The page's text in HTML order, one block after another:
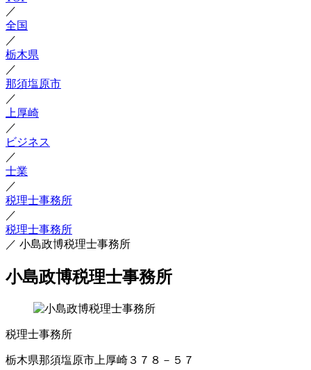
／
全国
／
栃木県
／
那須塩原市
／
上厚崎
／
ビジネス
／
士業
／
税理士事務所
／
税理士事務所
／ 小島政博税理士事務所
小島政博税理士事務所
税理士事務所
栃木県那須塩原市上厚崎３７８－５７